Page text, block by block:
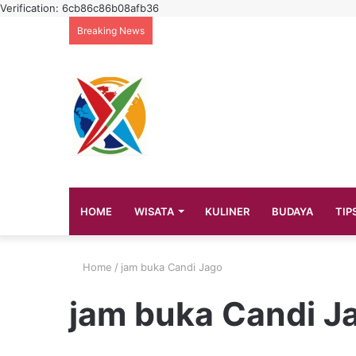
Verification: 6cb86c86b08afb36
Breaking News
HOME WISATA KULINER BUDAYA
Home / jam buka Candi Jago
jam buka Candi